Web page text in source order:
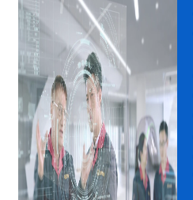
திறன் கொண்டவை, மேலும்
Jilin தொழிற்சாலை மற்றும்
செர்பியா தொழிற்சாலையின்
கட்டுமானம்
துரிதப்படுத்தப்படுகிறது.
வாடிக்கையாளர் தேவைகளை
சிறப்பாக பூர்த்தி செய்வதற்கும்
நிறுவன போட்டித்தன்மையை
மேலும் மேம்படுத்துவதற்கும்
ஆஃப்-ரோடு டயர் உற்பத்தி